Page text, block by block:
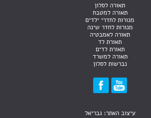
תאורה לסלון
תאורה למטבח
מנורות לחדרי ילדים
מנורות לחדר שינה
תאורה לאמבטיה
תאורת לד
תאורת לדים
תאורה למשרד
נברשות לסלון
עיצוב האתר: גבריאל
זקוק לעזרה?